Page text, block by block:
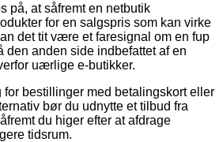
på, at såfremt en netbutik
for en salgspris som kan virke
det tit være et faresignal om en fup
den anden side indbefattet af en
uærlige e-butikker.
for bestillinger med betalingskort eller
bør du udnytte et tilbud fra
du higer efter at afdrage
tidsrum.